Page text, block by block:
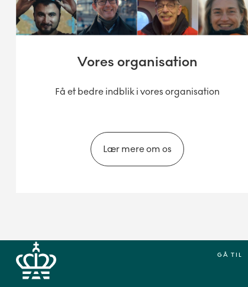
Vores organisation
Få et bedre indblik i vores organisation
Lær mere om os
GÅ TIL